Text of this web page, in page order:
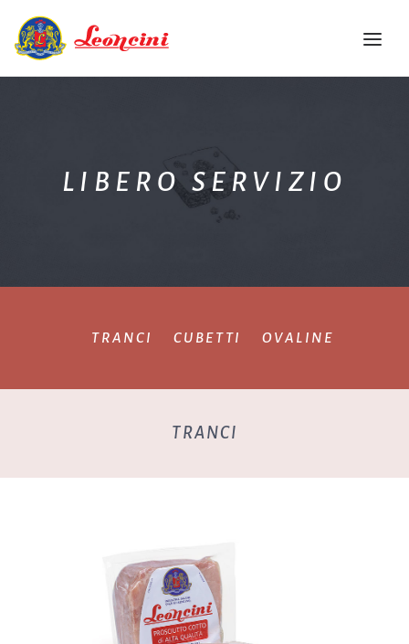
QUALITÀ
CONTATTI
LIBERO SERVIZIO
TRANCI CUBETTI OVALINE
TRANCI